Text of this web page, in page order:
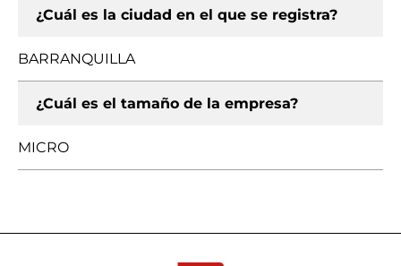
¿Cuál es la ciudad en el que se registra?
BARRANQUILLA
¿Cuál es el tamaño de la empresa?
MICRO